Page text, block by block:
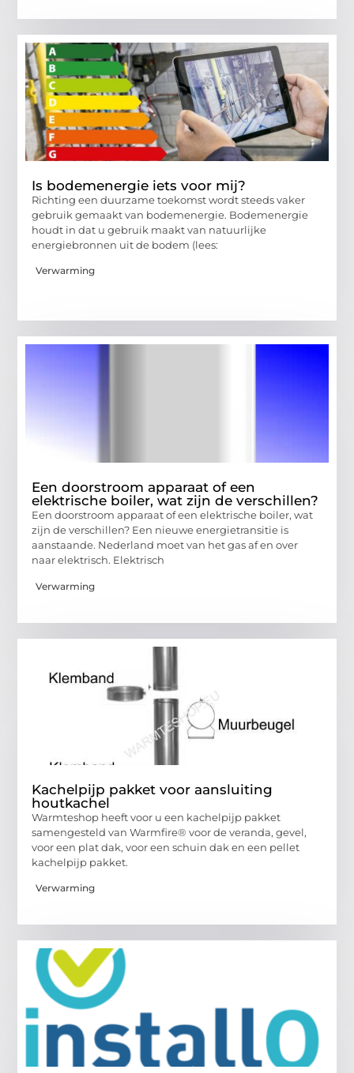
Is bodemenergie iets voor mij?
Richting een duurzame toekomst wordt steeds vaker
gebruik gemaakt van bodemenergie. Bodemenergie
houdt in dat u gebruik maakt van natuurlijke
energiebronnen uit de bodem (lees:
Verwarming
Een doorstroom apparaat of een
elektrische boiler, wat zijn de verschillen?
Een doorstroom apparaat of een elektrische boiler, wat
zijn de verschillen? Een nieuwe energietransitie is
aanstaande. Nederland moet van het gas af en over
naar elektrisch. Elektrisch
Verwarming
Kachelpijp pakket voor aansluiting
houtkachel
Warmteshop heeft voor u een kachelpijp pakket
samengesteld van Warmfire® voor de veranda, gevel,
voor een plat dak, voor een schuin dak en een pellet
kachelpijp pakket.
Verwarming